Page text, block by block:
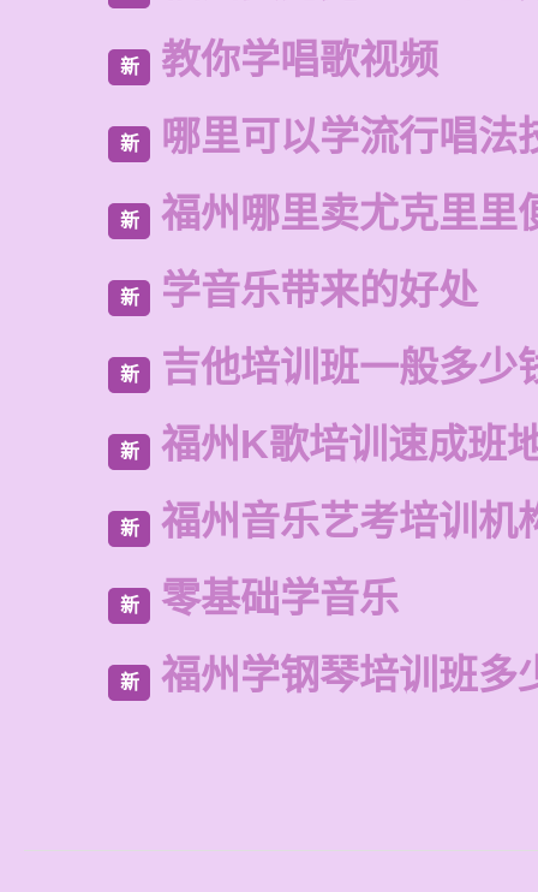
新 教你学唱歌视频
新 哪里可以学流行唱法
新 福州哪里卖尤克里里
新 学音乐带来的好处
新 吉他培训班一般多少
新 福州K歌培训速成班
新 福州音乐艺考培训机
新 零基础学音乐
新 福州学钢琴培训班多